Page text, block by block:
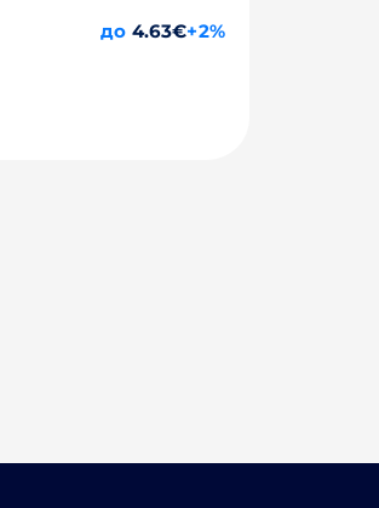
до 4.63€+2%